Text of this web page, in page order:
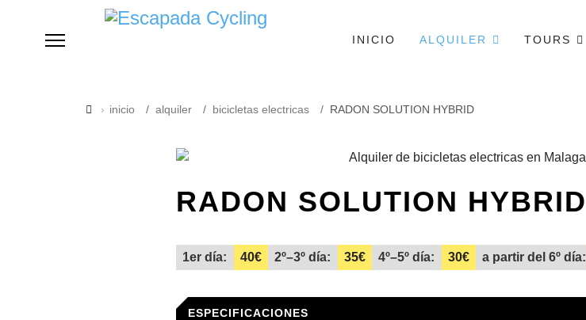
INICIO ALQUILER TOURS
inicio alquiler bicicletas electricas RADON SOLUTION HYBRID
RADON SOLUTION HYBRID
1er día: 40€ 2º–3º día: 35€ 4º–5º día: 30€ a partir del 6º día:
ESPECIFICACIONES